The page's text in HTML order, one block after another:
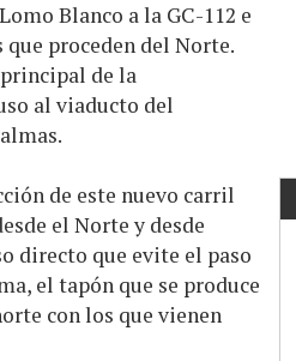
Blanco a la GC-112 e
proceden del Norte.
de la
al viaducto del
de este nuevo carril
el Norte y desde
directo que evite el paso
el tapón que se produce
con los que vienen